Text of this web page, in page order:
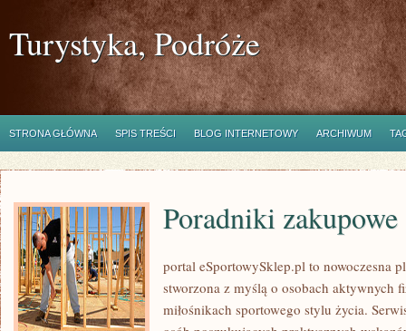
Turystyka, Podróże
STRONA GŁÓWNA SPIS TREŚCI BLOG INTERNETOWY ARCHIWUM
Poradniki zakupowe
portal eSportowySklep.pl to nowoczesna
stworzona z myślą o osobach aktywnych
miłośnikach sportowego stylu życia.